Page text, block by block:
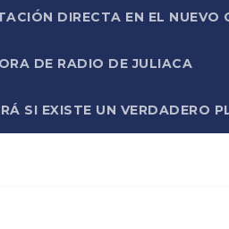
DIRECTA EN EL NUEVO
DE RADIO DE JULIACA
SI EXISTE UN VERDADERO